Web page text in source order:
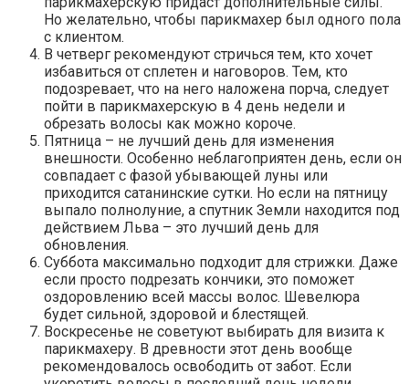
Но желательно, чтобы парикмахер был одного пола
с клиентом.
В четверг рекомендуют стричься тем, кто хочет
избавиться от сплетен и наговоров. Тем, кто
подозревает, что на него наложена порча, следует
пойти в парикмахерскую в 4 день недели и
обрезать волосы как можно короче.
Пятница – не лучший день для изменения
внешности. Особенно неблагоприятен день, если он
совпадает с фазой убывающей луны или
приходится сатанинские сутки. Но если на пятницу
выпало полнолуние, а спутник Земли находится под
действием Льва – это лучший день для
обновления.
Суббота максимально подходит для стрижки. Даже
если просто подрезать кончики, это поможет
оздоровлению всей массы волос. Шевелюра
будет сильной, здоровой и блестящей.
Воскресенье не советуют выбирать для визита к
парикмахеру. В древности этот день вообще
рекомендовалось освободить от забот. Если